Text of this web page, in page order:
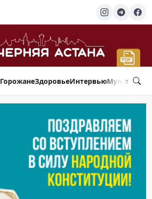
ГорожанеЗдоровьеИнтервью